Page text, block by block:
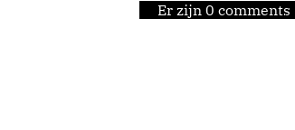
Er zijn 0 comments